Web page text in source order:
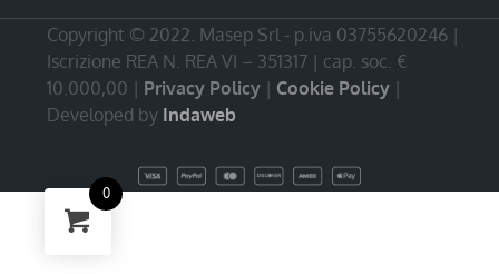
Copyright © 2022. Masep Srl - p.iva 03755620246 |
Iscrizione REA N. REA VI – 351317 | cap. soc. €
10.000,00 | Privacy Policy | Cookie Policy |
Developed by Indaweb
0